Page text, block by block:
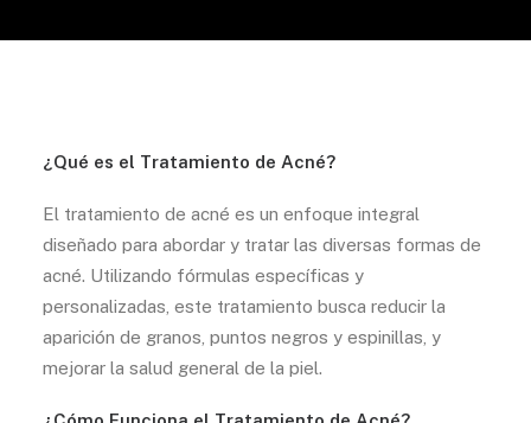
¿Qué es el Tratamiento de Acné?
El tratamiento de acné es un enfoque integral
diseñado para abordar y tratar las diversas formas de
acné. Utilizando fórmulas específicas y
personalizadas, este tratamiento busca reducir la
aparición de granos, puntos negros y espinillas, y
mejorar la salud general de la piel.